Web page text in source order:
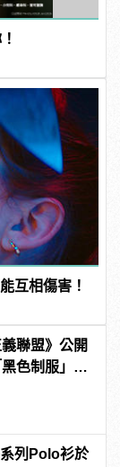
互相傷害！
聯盟》公開
色制服」首
列Polo衫於